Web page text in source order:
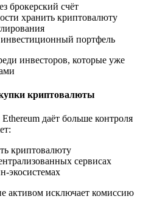
брокерский счёт
хранить криптовалюту
портфель
инвесторов, которые уже
криптовалюты
даёт больше контроля
криптовалюту
сервисах
экосистемах
активом исключает комиссию